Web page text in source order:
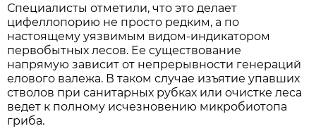
Специалисты отметили, что это делает
цифеллопорию не просто редким, а по
настоящему уязвимым видом-индикатором
первобытных лесов. Ее существование
напрямую зависит от непрерывности генераций
елового валежа. В таком случае изъятие упавших
стволов при санитарных рубках или очистке леса
ведет к полному исчезновению микробиотопа
гриба.